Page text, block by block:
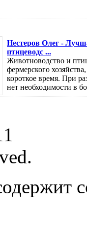
Нестеров Олег -
птицеводс ...
Животноводство и
фермерского
короткое время. При
нет необходимости в